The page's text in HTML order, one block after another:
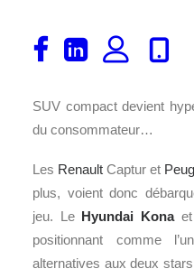
Au tour de Hyundai de
débarque au lendemain
SUV compact devient
du consommateur…
Les Renault Captur et
plus, voient donc
jeu. Le Hyundai Konaet
positionnant comme
alternatives aux deux